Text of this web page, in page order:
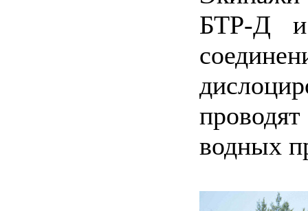
БТР-Д и
водных